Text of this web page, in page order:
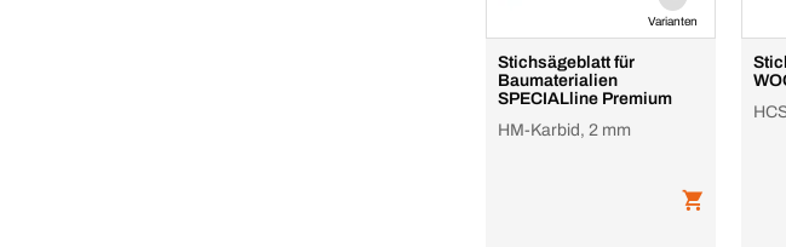
Varianten
Stichsägeblatt für
Baumaterialien
SPECIALline Premium
HM-Karbid, 2 mm